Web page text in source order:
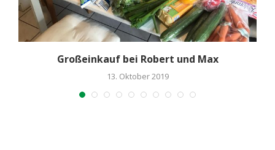
Großeinkauf bei Robert und Max
13. Oktober 2019